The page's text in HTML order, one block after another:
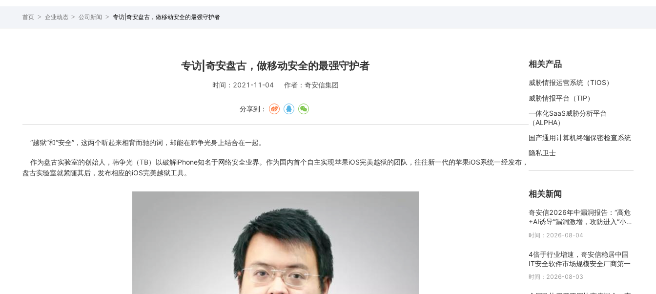
首页 > 企业动态 > 公司新闻 > 专访|奇安盘古，做移动安全的最强守护者
专访|奇安盘古，做移动安全的最强守护者
时间：2021-11-04 作者：奇安信集团
分享到：
“越狱”和“安全”，这两个听起来相背而驰的词，却能在韩争光身上结合在一起。
作为盘古实验室的创始人，韩争光（TB）以破解iPhone知名于网络安全业界。作为国内首个自主实现苹果iOS完美越狱的团队，往往新一代的苹果iOS系统一经发布，
盘古实验室就紧随其后，发布相应的iOS完美越狱工具。
相关产品
威胁情报运营系统（TIOS）
威胁情报平台（TIP）
一体化SaaS威胁分析平台
（ALPHA）
国产通用计算机终端保密检查系统
隐私卫士
相关新闻
奇安信2026年中漏洞报告：“高危
+AI诱导”漏洞激增，攻防进入“小时
级”时代
时间：2026-08-04
4倍于行业增速，奇安信稳居中国
IT安全软件市场规模安全厂商第一
时间：2026-08-03